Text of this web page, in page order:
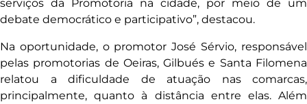
serviços da Promotoria na cidade, por meio de um
debate democrático e participativo”, destacou.
Na oportunidade, o promotor José Sérvio, responsável
pelas promotorias de Oeiras, Gilbués e Santa Filomena
relatou a dificuldade de atuação nas comarcas,
principalmente, quanto à distância entre elas. Além